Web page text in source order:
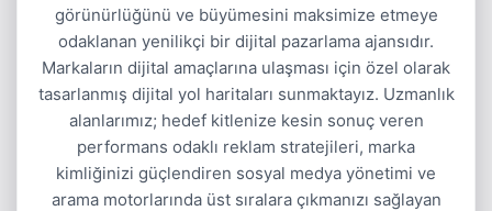
görünürlüğünü ve büyümesini maksimize etmeye
odaklanan yenilikçi bir dijital pazarlama ajansıdır.
Markaların dijital amaçlarına ulaşması için özel olarak
tasarlanmış dijital yol haritaları sunmaktayız. Uzmanlık
alanlarımız; hedef kitlenize kesin sonuç veren
performans odaklı reklam stratejileri, marka
kimliğinizi güçlendiren sosyal medya yönetimi ve
arama motorlarında üst sıralara çıkmanızı sağlayan